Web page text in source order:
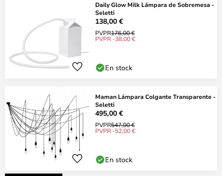
Daily Glow Milk Lámpara de Sobremesa -
Seletti
138,00 €
PVPR176,00 €
PVPR -38,00 €
En stock
Maman Lámpara Colgante Transparente -
Seletti
495,00 €
PVPR547,00 €
PVPR -52,00 €
En stock